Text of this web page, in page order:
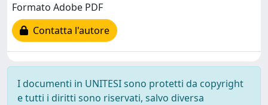
Formato Adobe PDF
Contatta l'autore
I documenti in UNITESI sono protetti da copyright
e tutti i diritti sono riservati, salvo diversa